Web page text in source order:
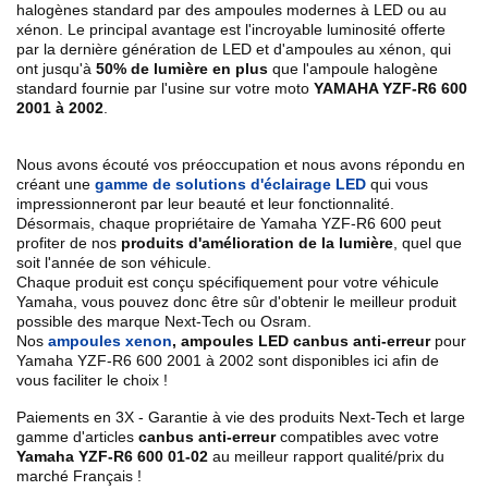
halogènes standard par des ampoules modernes à LED ou au
xénon. Le principal avantage est l'incroyable luminosité offerte
par la dernière génération de LED et d'ampoules au xénon, qui
ont jusqu'à 50% de lumière en plus que l'ampoule halogène
standard fournie par l'usine sur votre moto YAMAHA YZF-R6 600
2001 à 2002
Nous avons écouté vos préoccupation et nous avons répondu en
créant une gamme de solutions d'éclairage LED qui vous
impressionneront par leur beauté et leur fonctionnalité.
Désormais, chaque propriétaire de Yamaha YZF-R6 600 peut
profiter de nos produits d'amélioration de la lumière , quel que
soit l'année de son véhicule.
Chaque produit est conçu spécifiquement pour votre véhicule
Yamaha, vous pouvez donc être sûr d'obtenir le meilleur produit
possible des marque Next-Tech ou Osram.
Nos ampoules xenon, ampoules LED canbus anti-erreurpour
Yamaha YZF-R6 600 2001 à 2002 sont disponibles ici afin de
vous faciliter le choix !
Paiements en 3X - Garantie à vie des produits Next-Tech et large
gamme d'articles canbus anti-erreurcompatibles avec votre
Yamaha YZF-R6 600 01-02 au meilleur rapport qualité/prix du
marché Français !